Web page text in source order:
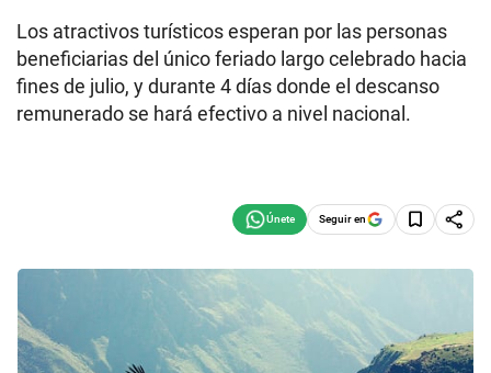
Los atractivos turísticos esperan por las personas
beneficiarias del único feriado largo celebrado hacia
fines de julio, y durante 4 días donde el descanso
remunerado se hará efectivo a nivel nacional.
Seguir en